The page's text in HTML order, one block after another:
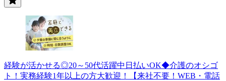
経験が活かせる◎20～50代活躍中日払いOK◆介護のオシゴ
ト！実務経験1年以上の方大歓迎！【来社不要！WEB・電話